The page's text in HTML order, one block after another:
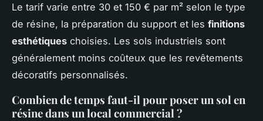
Le tarif varie entre 30 et 150 € par m² selon le type
de résine, la préparation du support et les finitions
esthétiques choisies. Les sols industriels sont
généralement moins coûteux que les revêtements
décoratifs personnalisés.
Combien de temps faut-il pour poser un sol en
résine dans un local commercial ?